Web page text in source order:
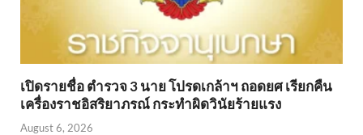
เปิดรายชื่อ ตำรวจ 3 นาย โปรดเกล้าฯ ถอดยศ เรียกคืน
เครื่องราชอิสริยาภรณ์ กระทำผิดวินัยร้ายแรง
August 6, 2026